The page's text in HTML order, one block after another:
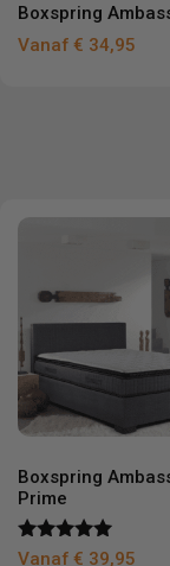
Boxspring
Vanaf € 34,95
Boxspring
Prime
Gewaardeer
Vanaf € 39,95